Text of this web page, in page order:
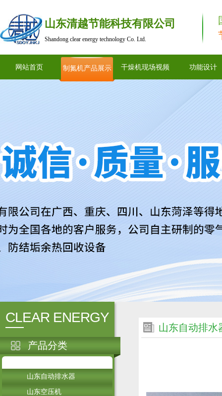
山东清越节能科技有限公司
Shandong clear energy technology Co. Ltd.
网站首页 制氮机产品展示 干燥机现场视频 功能设计
CLEAR ENERGY
产品分类
山东自动排水器
山东空压机
山东自动排水